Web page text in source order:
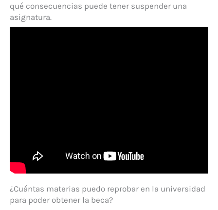
qué consecuencias puede tener suspender una
asignatura.
¿Cuántas materias puedo reprobar en la universidad
para poder obtener la beca?